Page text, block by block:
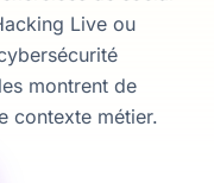
Live ou
montrent de
contexte métier.